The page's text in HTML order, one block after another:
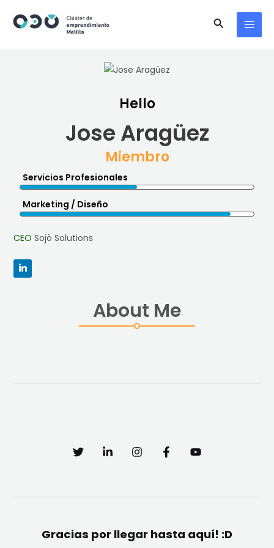
Search
Hello
Jose Aragüez
Miembro
Servicios Profesionales
Marketing / Diseño
CEO Sojö Solutions
About Me
Gracias por llegar hasta aquí! :D